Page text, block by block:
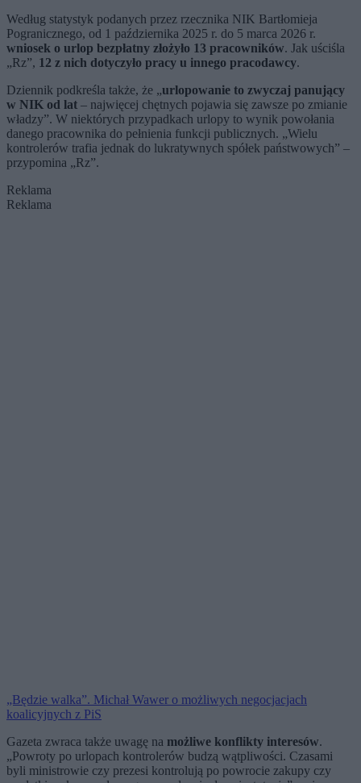
Według statystyk podanych przez rzecznika NIK Bartłomieja
Pogranicznego, od 1 października 2025 r. do 5 marca 2026 r.
wniosek o urlop bezpłatny złożyło 13 pracowników. Jak uściśla
„Rz”, 12 z nich dotyczyło pracy u innego pracodawcy.
Dziennik podkreśla także, że „urlopowanie to zwyczaj panujący
w NIK od lat – najwięcej chętnych pojawia się zawsze po zmianie
władzy”. W niektórych przypadkach urlopy to wynik powołania
danego pracownika do pełnienia funkcji publicznych. „Wielu
kontrolerów trafia jednak do lukratywnych spółek państwowych” –
przypomina „Rz”.
Reklama
Reklama
„Będzie walka”. Michał Wawer o możliwych negocjacjach
koalicyjnych z PiS
Gazeta zwraca także uwagę na możliwe konflikty interesów.
„Powroty po urlopach kontrolerów budzą wątpliwości. Czasami
byli ministrowie czy prezesi kontrolują po powrocie zakupy czy